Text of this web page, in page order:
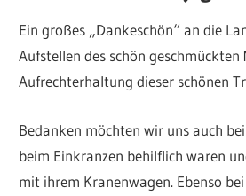
Ein großes „Dankeschön“ an die
Aufstellen des schön
Aufrechterhaltung dieser schönen
Bedanken möchten wir uns auch
beim Einkranzen behilflich waren
mit ihrem Kranenwagen. Ebenso